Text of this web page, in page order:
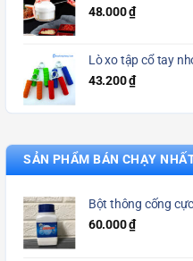
48.000₫
Lò xo tập cổ tay
43.200₫
SẢN PHẨM BÁN CHẠY
Bột thông cống
60.000₫